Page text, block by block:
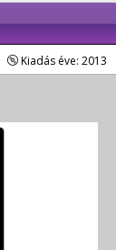
Kiadás éve: 2013